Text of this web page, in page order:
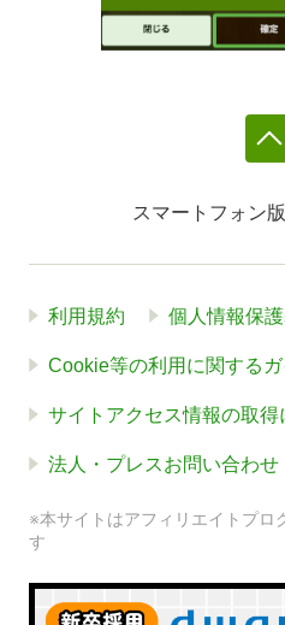
スマートフォン版
利用規約 個人情報保
Cookie等の利用に関する
サイトアクセス情報の取得
法人・プレスお問い合わせ
※本サイトはアフィリエイトプロ
す